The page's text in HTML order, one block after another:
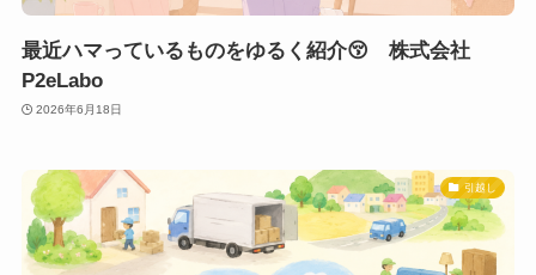
最近ハマっているものをゆるく紹介😚 株式会社
P2eLabo
2026年6月18日
引越し